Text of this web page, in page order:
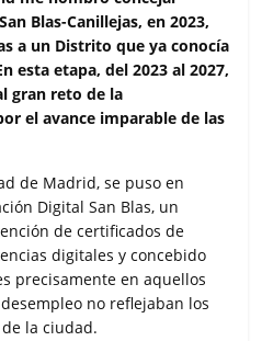
Blas-Canillejas, en 2023,
a un Distrito que ya conocía
esta etapa, del 2023 al 2027,
gran reto de la
el avance imparable de las
de Madrid, se puso en
Digital San Blas, un
de certificados de
digitales y concebido
precisamente en aquellos
no reflejaban los
la ciudad.